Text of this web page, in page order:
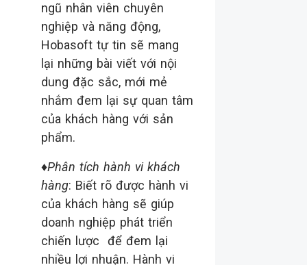
ngũ nhân viên chuyên
nghiệp và năng động,
Hobasoft tự tin sẽ mang
lại những bài viết với nội
dung đặc sắc, mới mẻ
nhắm đem lại sự quan tâm
của khách hàng với sản
phẩm.
♦Phân tích hành vi khách
hàng: Biết rõ được hành vi
của khách hàng sẽ giúp
doanh nghiệp phát triển
chiến lược để đem lại
nhiều lợi nhuận. Hành vi